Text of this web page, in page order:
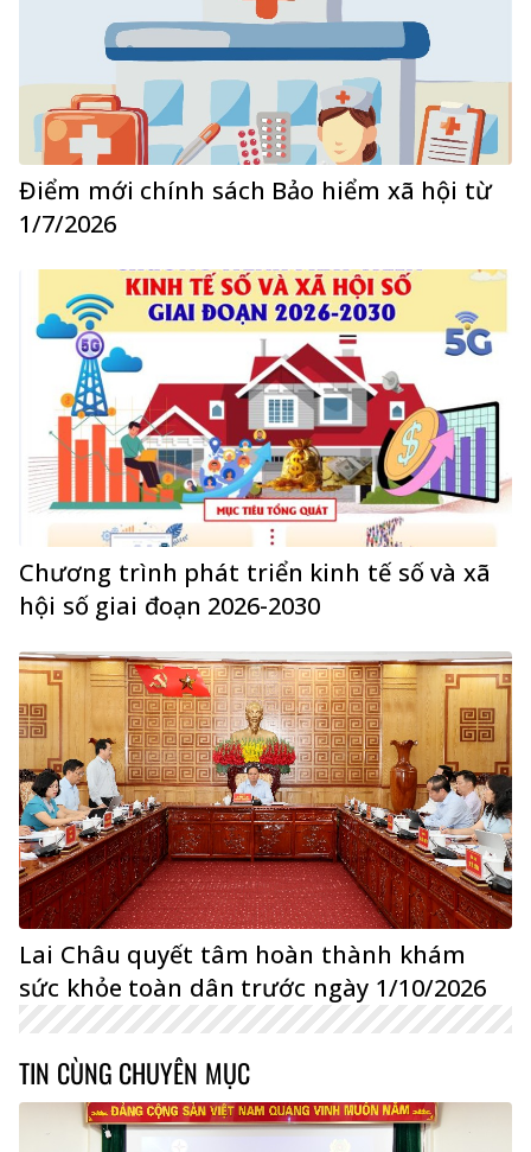
Điểm mới chính sách Bảo hiểm xã hội từ
1/7/2026
Chương trình phát triển kinh tế số và xã
hội số giai đoạn 2026-2030
Lai Châu quyết tâm hoàn thành khám
sức khỏe toàn dân trước ngày 1/10/2026
TIN CÙNG CHUYÊN MỤC